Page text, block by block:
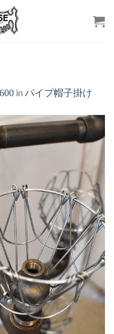
in パイプ帽子掛け